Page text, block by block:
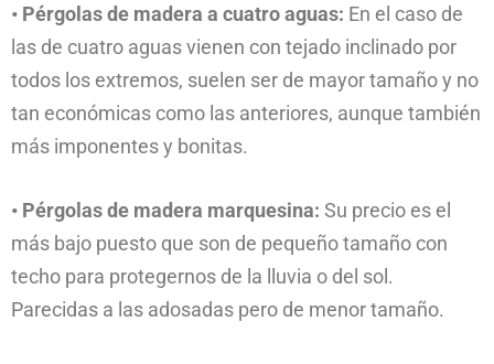
• Pérgolas de madera a cuatro aguas: En el caso de
las de cuatro aguas vienen con tejado inclinado por
todos los extremos, suelen ser de mayor tamaño y no
tan económicas como las anteriores, aunque también
más imponentes y bonitas.
• Pérgolas de madera marquesina: Su precio es el
más bajo puesto que son de pequeño tamaño con
techo para protegernos de la lluvia o del sol.
Parecidas a las adosadas pero de menor tamaño.